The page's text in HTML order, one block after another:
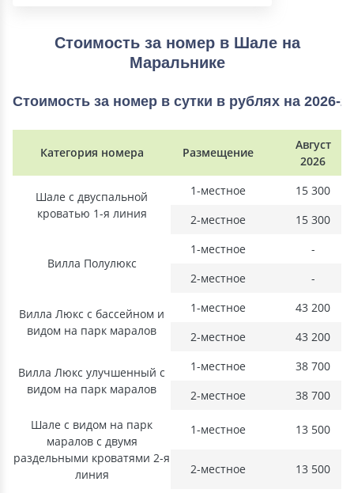
Стоимость за номер в Шале на
Маральнике
Стоимость за номер в сутки в рублях на 2026-
Категория номера Размещение
Август
2026
Шале с двуспальной
кроватью 1-я линия
1-местное
15 300
2-местное
15 300
Вилла Полулюкс
1-местное
-
2-местное
-
Вилла Люкс с бассейном и
видом на парк маралов
1-местное
43 200
2-местное
43 200
Вилла Люкс улучшенный с
видом на парк маралов
1-местное
38 700
2-местное
38 700
Шале c видом на парк
маралов с двумя
раздельными кроватями 2-я
линия
1-местное 13 500
2-местное 13 500